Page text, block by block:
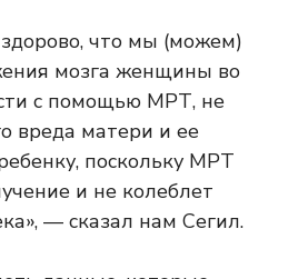
что мы (можем)
мозга женщины во
с помощью МРТ, не
вреда матери и ее
поскольку МРТ
и не колеблет
— сказал нам Сегил.